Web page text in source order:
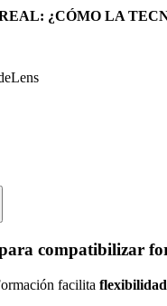
¿CÓMO LA
compatibilizar
facilita flexibilidad